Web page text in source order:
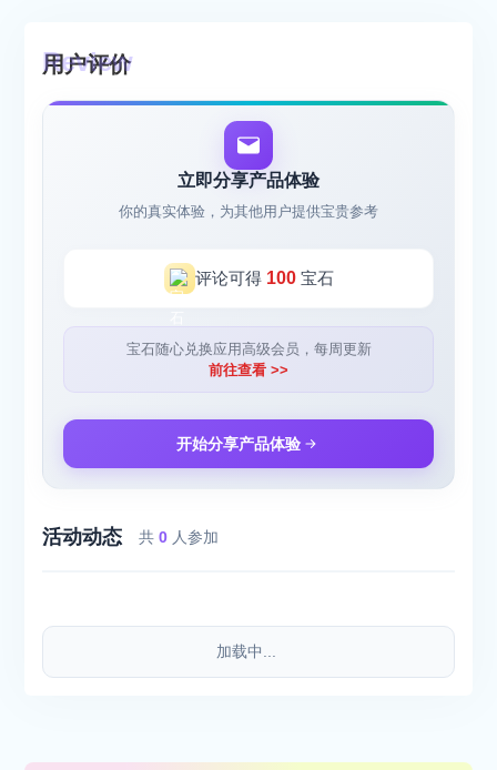
用户评价
立即分享产品体验
你的真实体验，为其他用户提供宝贵参考
评论可得 100宝石
宝石随心兑换应用高级会员，每周更新
前往查看 >>
开始分享产品体验
活动动态 共0 人参加
加载中...